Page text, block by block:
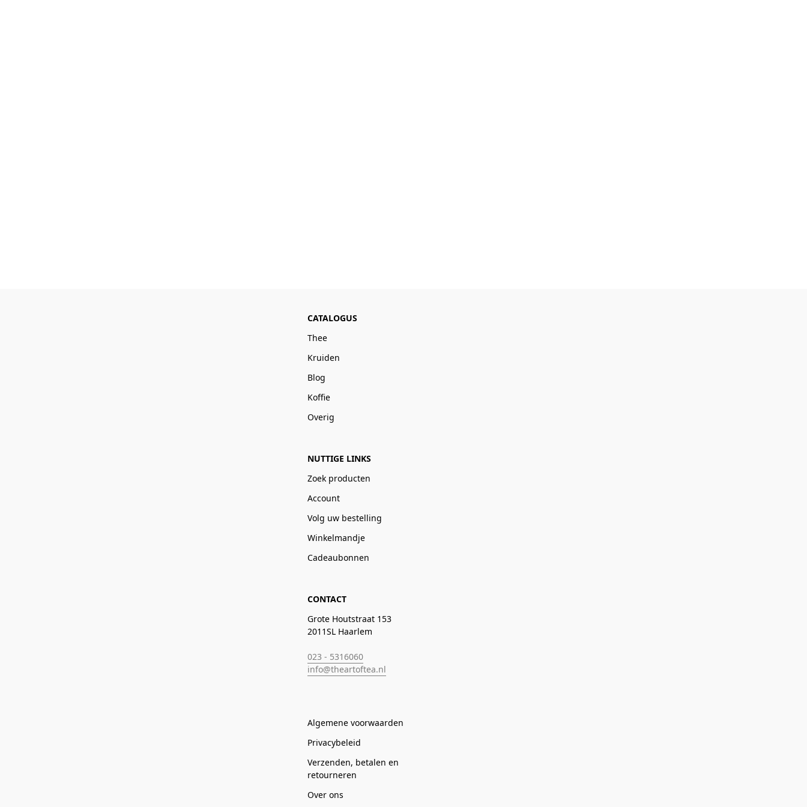
CATALOGUS
Thee
Kruiden
Blog
Koffie
Overig
NUTTIGE LINKS
Zoek producten
Account
Volg uw bestelling
Winkelmandje
Cadeaubonnen
CONTACT
Grote Houtstraat 153
2011SL Haarlem
023 - 5316060
info@theartoftea.nl
Algemene voorwaarden
Privacybeleid
Verzenden, betalen en
retourneren
Over ons